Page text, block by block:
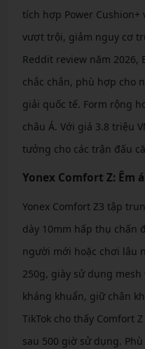
tích hợp Power Cushion+
vượt trội, giảm nguy cơ
Reddit review năm 2026,
chắc chắn, phù hợp cho
giải quốc tế. Form rộng
châu Á. Với giá 3.8 triệu
tưởng cho các trận đấu
Yonex Comfort Z: Êm
Yonex Comfort Z3 tập
dày 10mm hấp thụ chấn
người mới hoặc chơi lâu
250g, giày sử dụng
kháng khuẩn, giữ chân
TikTok cho thấy Comfort
sau 500 giờ sử dụng.